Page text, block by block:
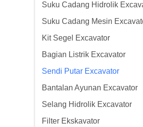
Suku Cadang Hidrolik
Suku Cadang Mesin
Kit Segel Excavator
Bagian Listrik Excavator
Sendi Putar Excavator
Bantalan Ayunan Excavator
Selang Hidrolik Excavator
Filter Ekskavator